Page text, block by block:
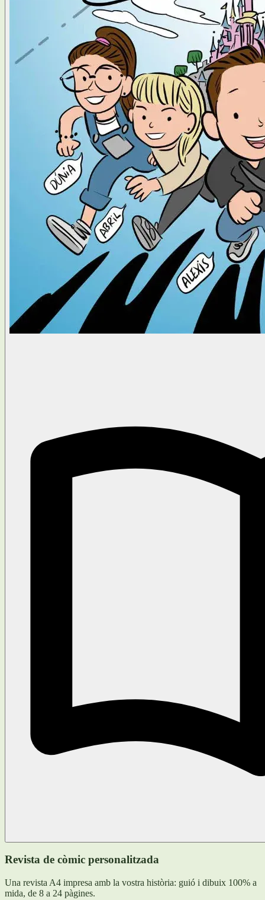
Revista de còmic personalitzada
Una revista A4 impresa amb la vostra història: guió i dibuix 100% a
mida, de 8 a 24 pàgines.